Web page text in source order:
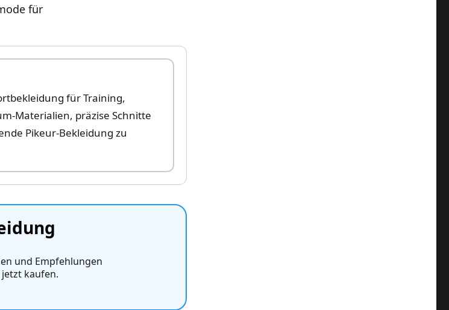
für
für Training,
präzise Schnitte
Pikeur‑Bekleidung zu
und Empfehlungen
kaufen.